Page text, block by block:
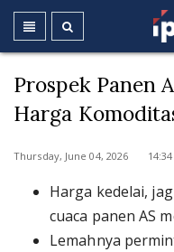
Prospek Panen
Harga
Thursday, June 04, 2026 14:34
Harga kedelai,
cuaca panen AS
Lemahnya